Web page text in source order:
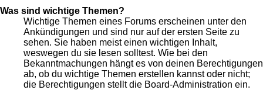
Was sind wichtige Themen?
Wichtige Themen eines Forums erscheinen unter den
Ankündigungen und sind nur auf der ersten Seite zu
sehen. Sie haben meist einen wichtigen Inhalt,
weswegen du sie lesen solltest. Wie bei den
Bekanntmachungen hängt es von deinen Berechtigungen
ab, ob du wichtige Themen erstellen kannst oder nicht;
die Berechtigungen stellt die Board-Administration ein.